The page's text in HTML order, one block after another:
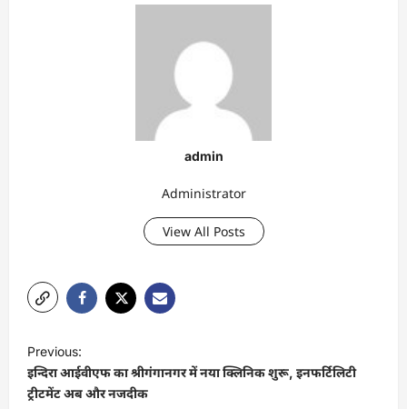
admin
Administrator
View All Posts
o
s
Previous:
इन्दिरा आईवीएफ का श्रीगंगानगर में नया क्लिनिक शुरू, इनफर्टिलिटी
ट्रीटमेंट अब और नजदीक